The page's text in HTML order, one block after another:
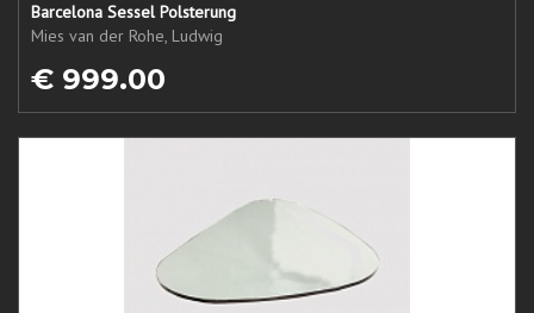
Barcelona Sessel Polsterung
Mies van der Rohe, Ludwig
€ 999.00